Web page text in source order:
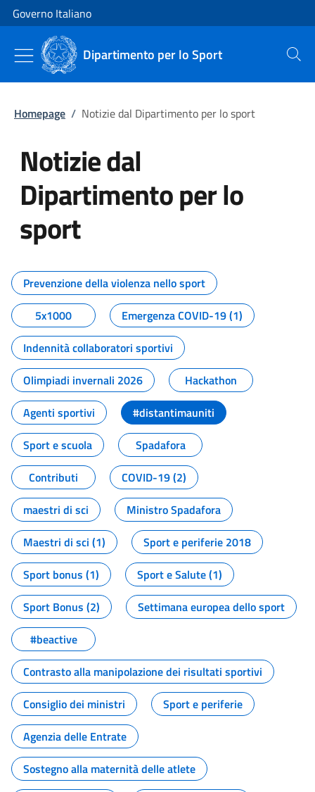
Vai al contenuto
Vai alla navigazione del sito
Governo Italiano
Dipartimento per lo Sport Cerca
Homepage / Notizie dal Dipartimento per lo sport
Notizie dal
Dipartimento per lo
sport
Tutti i contenuti della pagina
Prevenzione della violenza nello sport
5x1000
Emergenza COVID-19 (1)
Indennità collaboratori sportivi
Olimpiadi invernali 2026
Hackathon
Agenti sportivi
#distantimauniti
Sport e scuola
Spadafora
Contributi
COVID-19 (2)
maestri di sci
Ministro Spadafora
Maestri di sci (1)
Sport e periferie 2018
Sport bonus (1)
Sport e Salute (1)
Sport Bonus (2)
Settimana europea dello sport
#beactive
Contrasto alla manipolazione dei risultati sportivi
Consiglio dei ministri
Sport e periferie
Agenzia delle Entrate
Sostegno alla maternità delle atlete